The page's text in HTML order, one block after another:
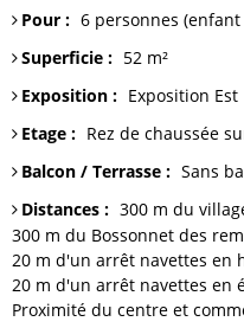
Pour : 6 personnes
Superficie : 52 m²
Exposition : Exposition Est
Etage : Rez de chaussée
Balcon / Terrasse : Sans
Distances : 300 m du
300 m du Bossonnet des
20 m d'un arrêt navettes en
20 m d'un arrêt navettes en
Proximité du centre et